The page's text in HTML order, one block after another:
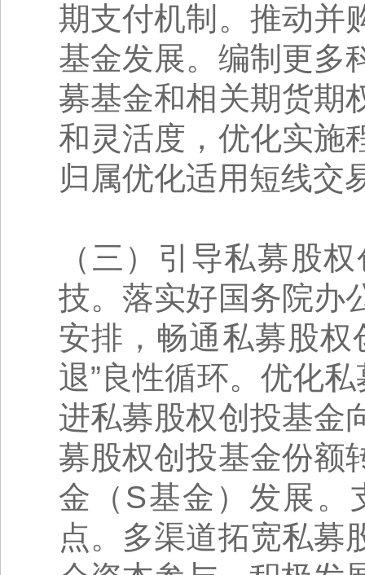
期支付机制。推动并
基金发展。编制更多
募基金和相关期货期
和灵活度，优化实施
归属优化适用短线交
（三）引导私募股
技。落实好国务院办
安排，畅通私募股权
退”良性循环。优化
进私募股权创投基金
募股权创投基金份额
金（S基金）发展。
点。多渠道拓宽私募